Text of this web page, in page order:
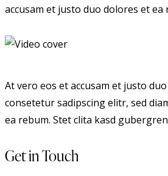
accusam et justo duo dolores et
At vero eos et accusam et justo
consetetur sadipscing elitr, sed
ea rebum. Stet clita kasd
Get in Touch